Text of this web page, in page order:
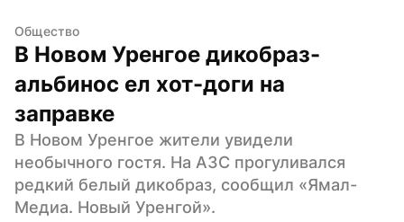
Общество
В Новом Уренгое дикобраз-
альбинос ел хот-доги на
заправке
В Новом Уренгое жители увидели
необычного гостя. На АЗС прогуливался
редкий белый дикобраз, сообщил «Ямал-
Медиа. Новый Уренгой».